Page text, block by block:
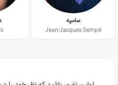
سامپه
Jean-Jacques Sempé